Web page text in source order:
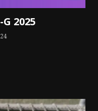
2025